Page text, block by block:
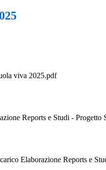
viva 2025.pdf
Reports e Studi -
Elaborazione Reports e